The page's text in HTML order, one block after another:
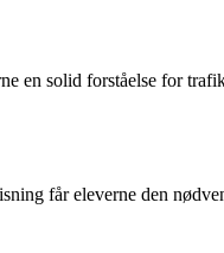
en solid forståelse for
får eleverne den